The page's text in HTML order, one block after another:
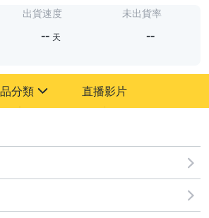
出貨速度
-- 天
未出貨率
--
分類 直播影片